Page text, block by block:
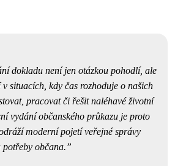
dokladu není jen otázkou pohodlí, ale
situacích, kdy čas rozhoduje o našich
pracovat či řešit naléhavé životní
vydání občanského průkazu je proto
moderní pojetí veřejné správy
občana.